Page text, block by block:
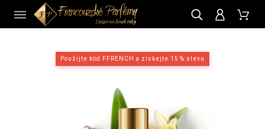
Použijte kód FFRENCH a získejte 15 % slevu
CZ